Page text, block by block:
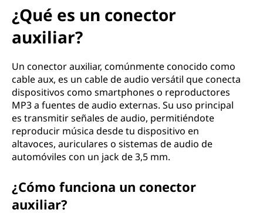
¿Qué es un conector
auxiliar?
Un conector auxiliar, comúnmente conocido como
cable aux, es un cable de audio versátil que conecta
dispositivos como smartphones o reproductores
MP3 a fuentes de audio externas. Su uso principal
es transmitir señales de audio, permitiéndote
reproducir música desde tu dispositivo en
altavoces, auriculares o sistemas de audio de
automóviles con un jack de 3,5 mm.
¿Cómo funciona un conector
auxiliar?